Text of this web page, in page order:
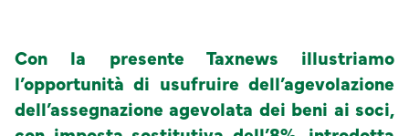
Con la presente Taxnews illustriamo
l’opportunità di usufruire dell’agevolazione
dell’assegnazione agevolata dei beni ai soci,